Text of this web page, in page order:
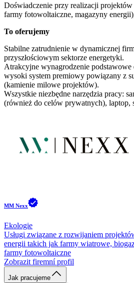
Doświadczenie przy realizacji
farmy fotowoltaiczne, magazyny
To oferujemy
Stabilne zatrudnienie w dynamicznej
przyszłościowym sektorze energetyki.
Atrakcyjne wynagrodzenie podstawowe
wysoki system premiowy powiązany z
(kamienie milowe projektów).
Wszystkie niezbędne narzędzia pracy:
(również do celów prywatnych), laptop,
MM Nexx
Ekologie
Usługi związane z rozwijaniem
energii takich jak farmy wiatrowe,
farmy fotowoltaiczne
Zobrazit firemní profil
Jak pracujeme